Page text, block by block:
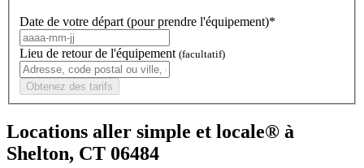
Date de votre départ (pour prendre l'équipement)*
Lieu de retour de l'équipement (facultatif)
Obtenez des tarifs
Locations aller simple et locale® à
Shelton, CT 06484